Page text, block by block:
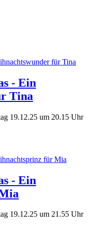
- Ein
Tina
19.12.25 um 20.15 Uhr
- Ein
19.12.25 um 21.55 Uhr